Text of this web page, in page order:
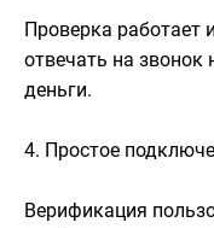
Проверка работает
отвечать на звонок
деньги.
4. Простое
Верификация